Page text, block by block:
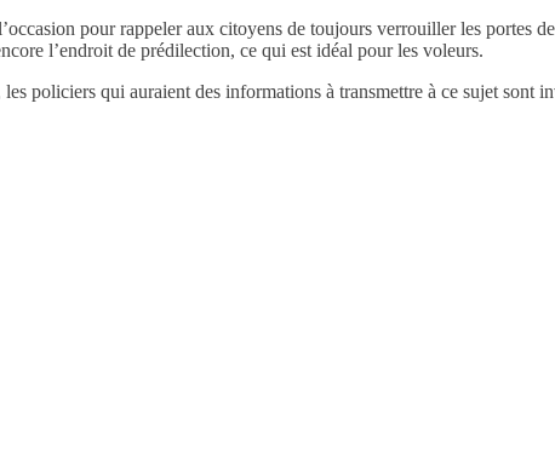
pour rappeler aux citoyens de toujours verrouiller les portes
l’endroit de prédilection, ce qui est idéal pour les voleurs.
policiers qui auraient des informations à transmettre à ce sujet sont